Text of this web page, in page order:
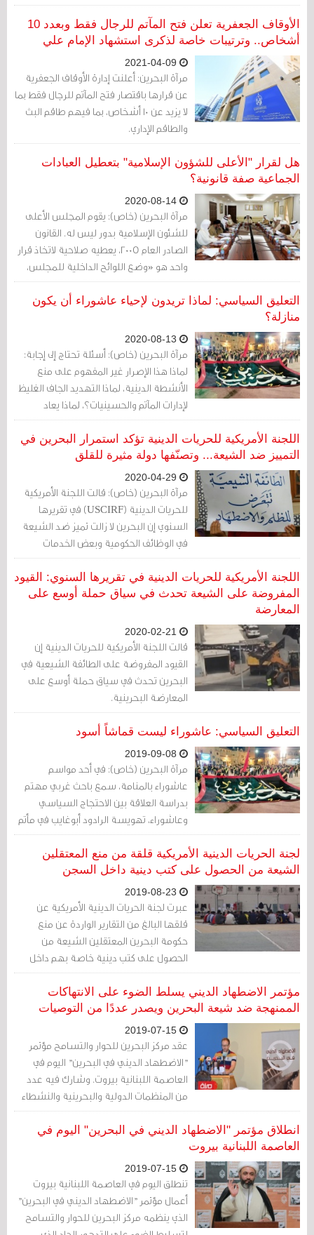
الأوقاف الجعفرية تعلن فتح المآتم للرجال فقط وبعدد 10
أشخاص.. وترتيبات خاصة لذكرى استشهاد الإمام علي
مرآة البحرين: أعلنت إدارة الأوقاف الجعفرية
عن قرارها باقتصار فتح المآتم للرجال فقط بما
لا يزيد عن 10 أشخاص، بما فيهم طاقم البث
والطاقم الإداري.
هل لقرار "الأعلى للشؤون الإسلامية" بتعطيل العبادات
الجماعية صفة قانونية؟
مرآة البحرين (خاص): يقوم المجلس الأعلى
للشئون الإسلامية بدور ليس له. القانون
الصادر العام 2005، يعطيه صلاحية لاتخاذ قرار
واحد هو «وضع اللوائح الداخلية للمجلس،
وتحديد مكافآت المساهمين في أنشطته،
من غير أعضائه، ويصدر بذلك قرار من رئيس
التعليق السياسي: لماذا تريدون لإحياء عاشوراء أن يكون
منازلة؟
مرآة البحرين (خاص): أسئلة تحتاج إلى إجابة:
لماذا هذا الإصرار غير المفهوم على منع
الأنشطة الدينية، لماذا التهديد الجاف الغليظ
لإدارات المآتم والحسينيات؟، لماذا يعاد
استخدام الإعلام من جديد للتحريض وتبخيس
الكرامة الدينية للناس؟، لماذا تريدون جرّ
الشعب للصدام؟
اللجنة الأمريكية للحريات الدينية تؤكد استمرار البحرين في
التمييز ضد الشيعة... وتصنّفها دولة مثيرة للقلق
مرآة البحرين (خاص): قالت اللجنة الأمريكية
للحريات الدينية (USCIRF) في تقريرها
السنوي إن البحرين لا زالت تميز ضد الشيعة
في الوظائف الحكومية وبعض الخدمات
العامة.
اللجنة الأمريكية للحريات الدينية في تقريرها السنوي: القيود
المفروضة على الشيعة تحدث في سياق حملة أوسع على
المعارضة
قالت اللجنة الأمريكية للحريات الدينية إن
القيود المفروضة على الطائفة الشيعية في
البحرين تحدث في سياق حملة أوسع على
المعارضة البحرينية.
التعليق السياسي: عاشوراء ليست قماشاً أسود
مرآة البحرين (خاص): في أحد مواسم
عاشوراء بالمنامة، سمع باحث غربي مهتم
بدراسة العلاقة بين الاحتجاج السياسي
وعاشوراء، تهويسة الرادود أبوغايب في مأتم
القصاب: "إننا للموت عشاق الحسين"، راح
يسأل باستفاضة عن معنى هذا الشعار،
ويبدو أنه وجد فيه مفتاحًا لفهم هذا التعلق
الاستثنائي للشيعة بالحسين وتحويله إلى
حالة نضالية عابرة للزمان.
لجنة الحريات الدينية الأمريكية قلقة من منع المعتقلين
الشيعة من الحصول على كتب دينية داخل السجن
عبرت لجنة الحريات الدينية الأمريكية عن
قلقها البالغ من التقارير الواردة عن منع
حكومة البحرين المعتقلين الشيعة من
الحصول على كتب دينية خاصة بهم داخل
السجن
مؤتمر الاضطهاد الديني يسلط الضوء على الانتهاكات
الممنهجة ضد شيعة البحرين ويصدر عددًا من التوصيات
عقد مركز البحرين للحوار والتسامح مؤتمر
"الاضطهاد الديني في البحرين" اليوم في
العاصمة اللبنانية بيروت. وشارك فيه عدد
من المنظمات الدولية والبحرينية والنشطاء
والحقوقيين.
انطلاق مؤتمر "الاضطهاد الديني في البحرين" اليوم في
العاصمة اللبنانية بيروت
تنطلق اليوم في العاصمة اللبنانية بيروت
أعمال مؤتمر "الاضطهاد الديني في البحرين"
الذي ينظمه مركز البحرين للحوار والتسامح